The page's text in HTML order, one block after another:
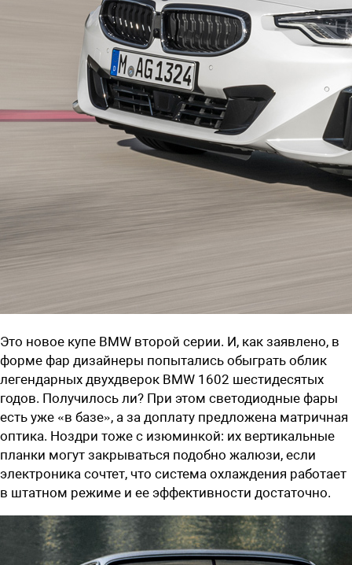
Это новое купе BMW второй серии. И, как заявлено, в
форме фар дизайнеры попытались обыграть облик
легендарных двухдверок BMW 1602 шестидесятых
годов. Получилось ли? При этом светодиодные фары
есть уже «в базе», а за доплату предложена матричная
оптика. Ноздри тоже с изюминкой: их вертикальные
планки могут закрываться подобно жалюзи, если
электроника сочтет, что система охлаждения работает
в штатном режиме и ее эффективности достаточно.